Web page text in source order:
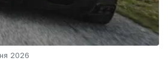
2026